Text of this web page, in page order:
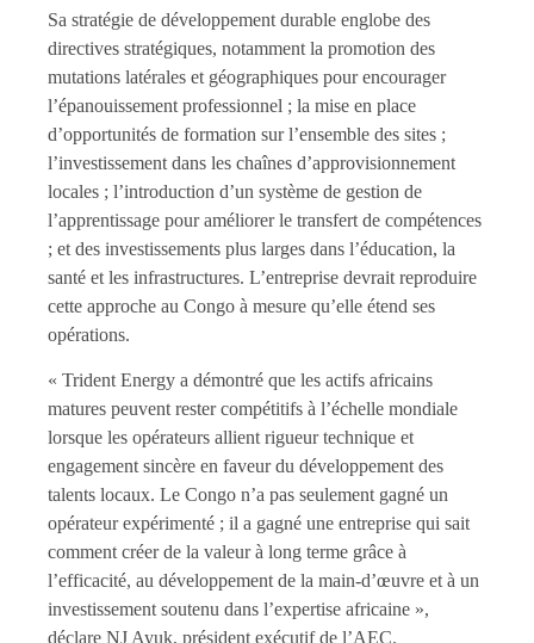
Sa stratégie de développement durable englobe des
directives stratégiques, notamment la promotion des
mutations latérales et géographiques pour encourager
l’épanouissement professionnel ; la mise en place
d’opportunités de formation sur l’ensemble des sites ;
l’investissement dans les chaînes d’approvisionnement
locales ; l’introduction d’un système de gestion de
l’apprentissage pour améliorer le transfert de compétences
; et des investissements plus larges dans l’éducation, la
santé et les infrastructures. L’entreprise devrait reproduire
cette approche au Congo à mesure qu’elle étend ses
opérations.
« Trident Energy a démontré que les actifs africains
matures peuvent rester compétitifs à l’échelle mondiale
lorsque les opérateurs allient rigueur technique et
engagement sincère en faveur du développement des
talents locaux. Le Congo n’a pas seulement gagné un
opérateur expérimenté ; il a gagné une entreprise qui sait
comment créer de la valeur à long terme grâce à
l’efficacité, au développement de la main-d’œuvre et à un
investissement soutenu dans l’expertise africaine »,
déclare NJ Ayuk, président exécutif de l’AEC.